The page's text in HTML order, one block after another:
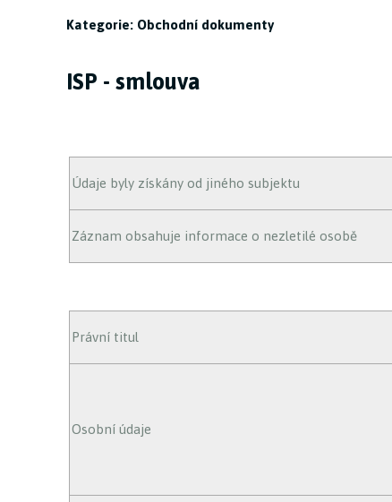
Kategorie: Obchodní dokumenty
ISP - smlouva
Údaje byly získány od jiného subjektu
Záznam obsahuje informace o nezletilé osobě
Právní titul
Osobní údaje